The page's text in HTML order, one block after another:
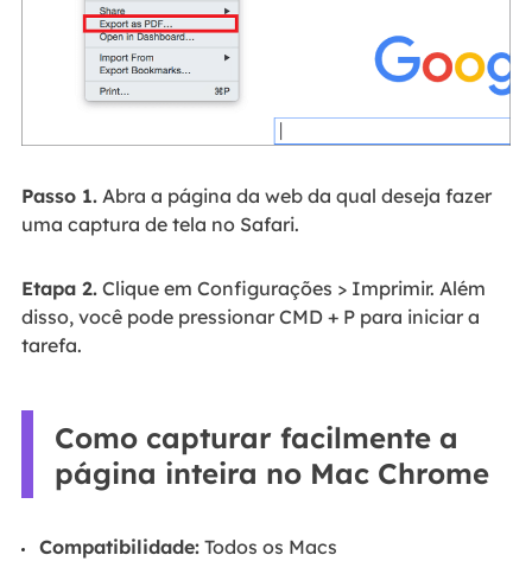
Passo 1.Abra a página da web da qual deseja fazer
uma captura de tela no Safari.
Etapa 2.Clique em Configurações > Imprimir. Além
disso, você pode pressionar CMD + P para iniciar a
tarefa.
Como capturar facilmente a
página inteira no Mac Chrome
Compatibilidade:Todos os Macs